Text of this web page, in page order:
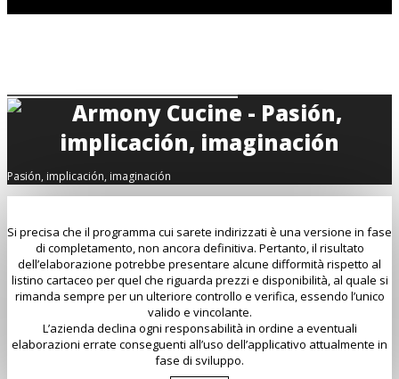
Pasión, implicación, imaginación
Si precisa che il programma cui sarete indirizzati è una versione in fase
di completamento, non ancora definitiva. Pertanto, il risultato
dell’elaborazione potrebbe presentare alcune difformità rispetto al
listino cartaceo per quel che riguarda prezzi e disponibilità, al quale si
rimanda sempre per un ulteriore controllo e verifica, essendo l’unico
valido e vincolante.
L’azienda declina ogni responsabilità in ordine a eventuali
elaborazioni errate conseguenti all’uso dell’applicativo attualmente in
fase di sviluppo.